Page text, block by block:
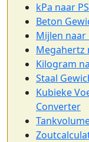
kPa naar
Beton
Mijlen
Megahertz
Kilogram
Staal
Kubieke
Converter